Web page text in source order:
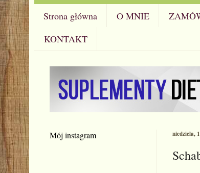
Strona główna O MNIE
KONTAKT
niedziela,
Mój instagram